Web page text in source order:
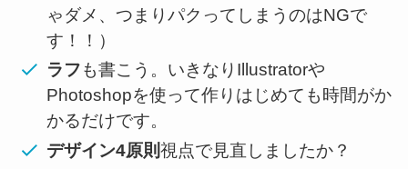
ゃダメ、つまりパクってしまうのはNGで
す！！）
ラフも書こう。いきなりIllustratorや
Photoshopを使って作りはじめても時間がか
かるだけです。
デザイン4原則視点で見直しましたか？